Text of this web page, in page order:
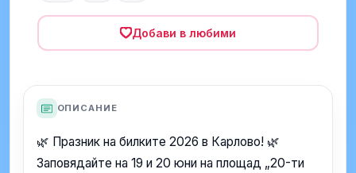
Добави в любими
ОПИСАНИЕ
🌿 Празник на билките 2026 в Карлово! 🌿
Заповядайте на 19 и 20 юни на площад „20-ти